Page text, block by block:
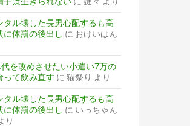
タル壊した長男心配するも高
に体罰の後出し に おけいはん
を改めさせたい小遣い7万の
って飲み直す に 猫祭り より
タル壊した長男心配するも高
に体罰の後出し に いっちゃん
り